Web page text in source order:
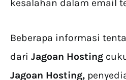
kesalahan dalam email
Beberapa informasi
dari Jagoan Hosting
Jagoan Hosting,